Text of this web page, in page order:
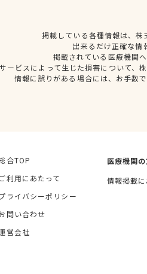
掲載している各種情報は、
出来るだけ正確な情
掲載されている医療機関
ービスによって生じた損害について、
情報に誤りがある場合には、お手数
合TOP
ご利用にあたって
ライバシーポリシー
問い合わせ
営会社
医療機関
情報掲載